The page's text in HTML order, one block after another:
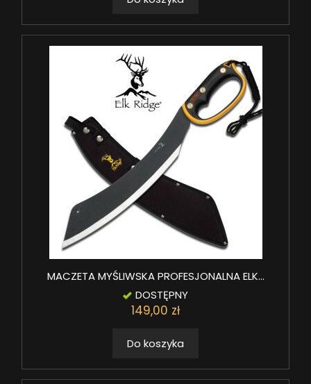
MACZETA MYŚLIWSKA PROFESJONALNA ELK...
DOSTĘPNY
149,00 zł
Do koszyka